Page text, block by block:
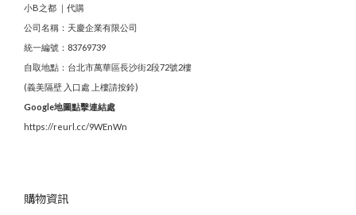
小B之都 ｜代購
公司名稱：天慶企業有限公司
統一編號：83769739
自取地點：台北市萬華區長沙街2段72號2樓
(義美隔壁 入口處 上樓請按鈴)
Google地圖點擊連結處
https://reurl.cc/9WEnWn
購物資訊